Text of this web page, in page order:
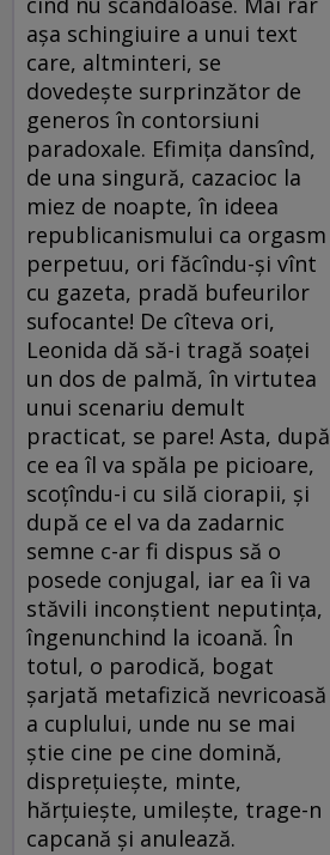
aşa schingiuire a unui text
care, altminteri, se
dovedeşte surprinzător de
generos în contorsiuni
paradoxale. Efimiţa dansînd,
de una singură, cazacioc la
miez de noapte, în ideea
republicanismului ca orgasm
perpetuu, ori făcîndu-şi vînt
cu gazeta, pradă bufeurilor
sufocante! De cîteva ori,
Leonida dă să-i tragă soaţei
un dos de palmă, în virtutea
unui scenariu demult
practicat, se pare! Asta, după
ce ea îl va spăla pe picioare,
scoţîndu-i cu silă ciorapii, şi
după ce el va da zadarnic
semne c-ar fi dispus să o
posede conjugal, iar ea îi va
stăvili inconştient neputinţa,
îngenunchind la icoană. În
totul, o parodică, bogat
şarjată metafizică nevricoasă
a cuplului, unde nu se mai
ştie cine pe cine domină,
dispreţuieşte, minte,
hărţuieşte, umileşte, trage-n
capcană şi anulează.